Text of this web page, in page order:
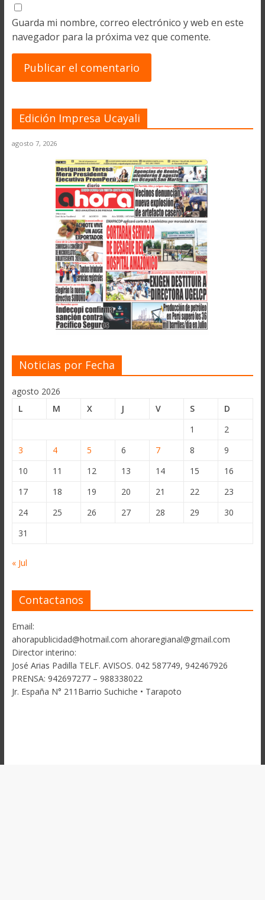
Guarda mi nombre, correo electrónico y web en este
navegador para la próxima vez que comente.
Edición Impresa Ucayali
agosto 7, 2026
Noticias por Fecha
agosto 2026
L
M X J V S
D
1
2
3
4 5 6 7 8
9
10
11 12 13 14 15
16
17
18 19 20 21 22
23
24
25 26 27 28 29
30
31
« Jul
Contactanos
Email:
ahorapublicidad@hotmail.com ahoraregianal@gmail.com
Director interino:
José Arias Padilla TELF. AVISOS. 042 587749, 942467926
PRENSA: 942697277 – 988338022
Jr. España N° 211Barrio Suchiche • Tarapoto